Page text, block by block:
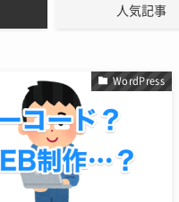
人気記事
WordPress